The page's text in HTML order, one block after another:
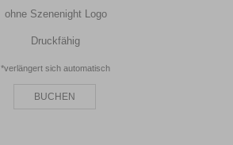
ohne Szenenight Logo
Druckfähig
*verlängert sich automatisch
BUCHEN